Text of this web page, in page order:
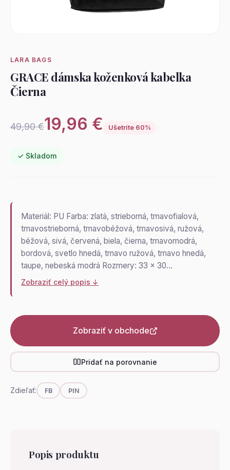
LARA BAGS
GRACE dámska koženková kabelka
Čierna
49,90 €19,96 € Ušetríte 60%
✓ Skladom
Materiál: PU Farba: zlatá, strieborná, tmavofialová,
tmavostrieborná, tmavobéžová, tmavosivá, ružová,
béžová, sivá, červená, biela, čierna, tmavomodrá,
bordová, svetlo hnedá, tmavo ružová, tmavo hnedá,
taupe, nebeská modrá Rozmery: 33 x 30…
Zobraziť celý popis ↓
Zobraziť v obchode
Pridať na porovnanie
Zdieľať: FB PIN
Popis produktu